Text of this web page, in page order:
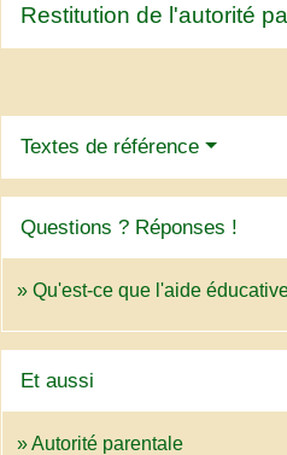
Restitution de l'autorité
Textes de référence
Questions ? Réponses !
Qu'est-ce que l'aide
Et aussi
Autorité parentale